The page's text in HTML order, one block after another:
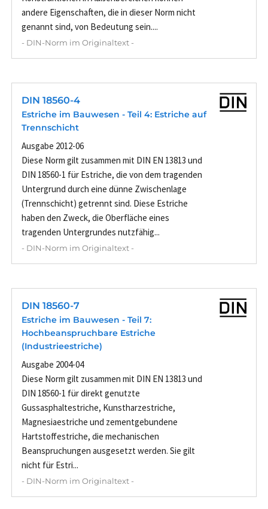
andere Eigenschaften, die in dieser Norm nicht
genannt sind, von Bedeutung sein....
- DIN-Norm im Originaltext -
DIN 18560-4
Estriche im Bauwesen - Teil 4: Estriche auf
Trennschicht
Ausgabe 2012-06
Diese Norm gilt zusammen mit DIN EN 13813 und
DIN 18560-1 für Estriche, die von dem tragenden
Untergrund durch eine dünne Zwischenlage
(Trennschicht) getrennt sind. Diese Estriche
haben den Zweck, die Oberfläche eines
tragenden Untergrundes nutzfähig...
- DIN-Norm im Originaltext -
DIN 18560-7
Estriche im Bauwesen - Teil 7:
Hochbeanspruchbare Estriche
(Industrieestriche)
Ausgabe 2004-04
Diese Norm gilt zusammen mit DIN EN 13813 und
DIN 18560-1 für direkt genutzte
Gussasphaltestriche, Kunstharzestriche,
Magnesiaestriche und zementgebundene
Hartstoffestriche, die mechanischen
Beanspruchungen ausgesetzt werden. Sie gilt
nicht für Estri...
- DIN-Norm im Originaltext -